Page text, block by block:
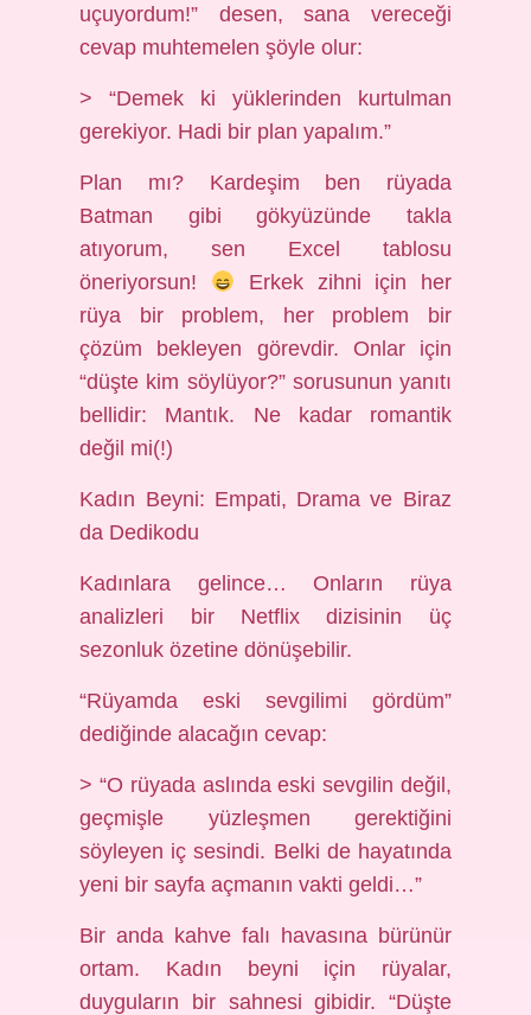
uçuyordum!” desen, sana vereceği
cevap muhtemelen şöyle olur:
> “Demek ki yüklerinden kurtulman
gerekiyor. Hadi bir plan yapalım.”
Plan mı? Kardeşim ben rüyada
Batman gibi gökyüzünde takla
atıyorum, sen Excel tablosu
öneriyorsun!
Erkek zihni için her
rüya bir problem, her problem bir
çözüm bekleyen görevdir. Onlar için
“düşte kim söylüyor?” sorusunun yanıtı
bellidir: Mantık. Ne kadar romantik
değil mi(!)
Kadın Beyni: Empati, Drama ve Biraz
da Dedikodu
Kadınlara gelince… Onların rüya
analizleri bir Netflix dizisinin üç
sezonluk özetine dönüşebilir.
“Rüyamda eski sevgilimi gördüm”
dediğinde alacağın cevap:
> “O rüyada aslında eski sevgilin değil,
geçmişle yüzleşmen gerektiğini
söyleyen iç sesindi. Belki de hayatında
yeni bir sayfa açmanın vakti geldi…”
Bir anda kahve falı havasına bürünür
ortam. Kadın beyni için rüyalar,
duyguların bir sahnesi gibidir. “Düşte